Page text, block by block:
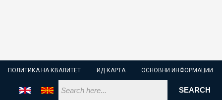
ПОЛИТИКА НА КВАЛИТЕТ ИД КАРТА ОСНОВНИ ИНФОРМАЦИИ